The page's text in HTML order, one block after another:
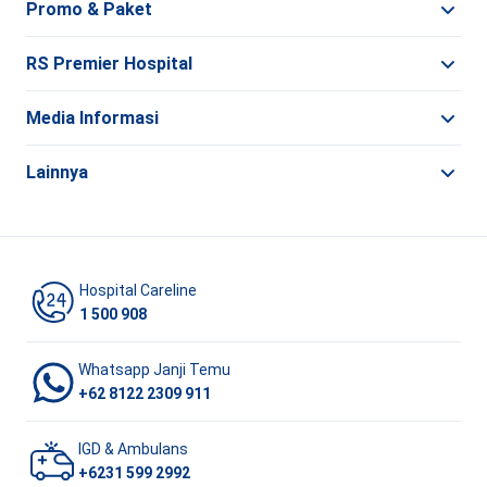
Promo & Paket
RS Premier Hospital
Media Informasi
Lainnya
Hospital Careline
1 500 908
Whatsapp Janji Temu
+62 8122 2309 911
IGD & Ambulans
+6231 599 2992